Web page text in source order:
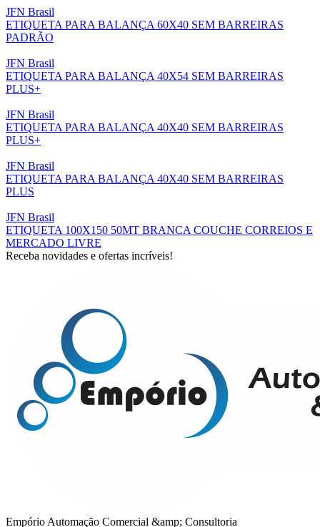
JFN Brasil
ETIQUETA PARA BALANÇA 60X40 SEM BARREIRAS
PADRÃO
JFN Brasil
ETIQUETA PARA BALANÇA 40X54 SEM BARREIRAS
PLUS+
JFN Brasil
ETIQUETA PARA BALANÇA 40X40 SEM BARREIRAS
PLUS+
JFN Brasil
ETIQUETA PARA BALANÇA 40X40 SEM BARREIRAS
PLUS
JFN Brasil
ETIQUETA 100X150 50MT BRANCA COUCHE CORREIOS E
MERCADO LIVRE
Receba novidades e ofertas incríveis!
Empório Automação Comercial &amp; Consultoria